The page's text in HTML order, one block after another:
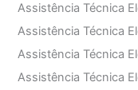
Assistência Técnica
Assistência Técnica
Assistência Técnica
Assistência Técnica